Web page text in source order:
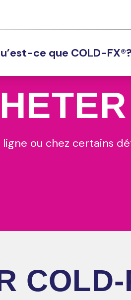
ce que COLD-FX®?
ou chez certains